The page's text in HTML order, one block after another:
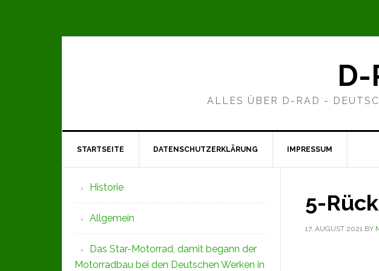
D-
ALLES ÜBER D-RAD -
STARTSEITE DATENSCHUTZERKLÄRUNG IMPRESSUM
5-
17. AUGUST 2021 BY
Seitenspalte
Historie
Allgemein
Das Star-Motorrad, damit begann der
Motorradbau bei den Deutschen Werken in